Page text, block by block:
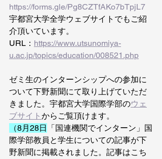
https://forms.gle/Pg8CZTfAKo7bTpjL7
宇都宮大学全学ウェブサイトでもご紹
介頂いています。
URL： https://www.utsunomiya-
u.ac.jp/topics/education/008521.php
ゼミ生のインターンシップへの参加に
ついて下野新聞にて取り上げていただ
きました。宇都宮大学国際学部のウェ
ブサイト からご覧頂けます。
（8月28日 「国連機関でインターン」国
際学部教員と学生についての記事が下
野新聞に掲載されました。記事はこち